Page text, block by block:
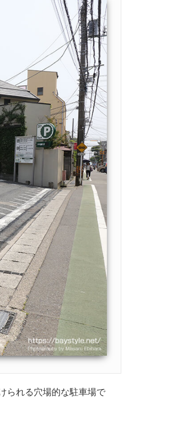
られる穴場的な駐車場で